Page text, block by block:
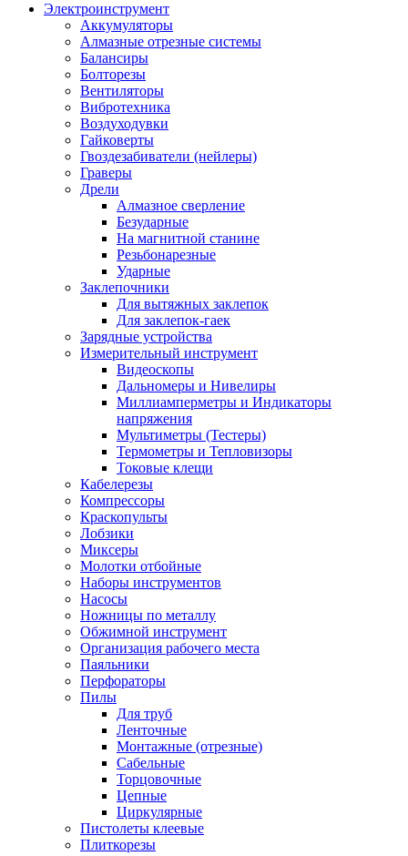
Электроинструмент
Аккумуляторы
Алмазные отрезные системы
Балансиры
Болторезы
Вентиляторы
Вибротехника
Воздуходувки
Гайковерты
Гвоздезабиватели (нейлеры)
Граверы
Дрели
Алмазное сверление
Безударные
На магнитной станине
Резьбонарезные
Ударные
Заклепочники
Для вытяжных заклепок
Для заклепок-гаек
Зарядные устройства
Измерительный инструмент
Видеоскопы
Дальномеры и Нивелиры
Миллиамперметры и Индикаторы
напряжения
Мультиметры (Тестеры)
Термометры и Тепловизоры
Токовые клещи
Кабелерезы
Компрессоры
Краскопульты
Лобзики
Миксеры
Молотки отбойные
Наборы инструментов
Насосы
Ножницы по металлу
Обжимной инструмент
Организация рабочего места
Паяльники
Перфораторы
Пилы
Для труб
Ленточные
Монтажные (отрезные)
Сабельные
Торцовочные
Цепные
Циркулярные
Пистолеты клеевые
Плиткорезы